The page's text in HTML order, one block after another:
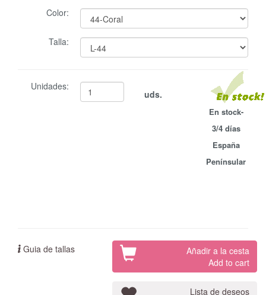
Color:
Talla:
Unidades:
uds.
En stock-
3/4 días
España
Penínsular
Guia de tallas
Añadir a la cesta
Add to cart
Lista de deseos